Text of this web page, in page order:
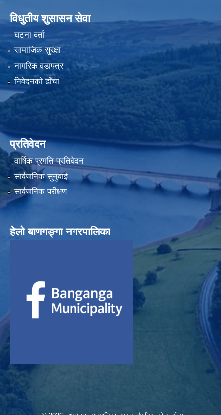
विधुतीय शुसासन सेवा
घटना दर्ता
सामाजिक सुरक्षा
नागरिक वडापत्र
निवेदनको ढाँचा
प्रतिवेदन
वार्षिक प्रगति प्रतिवेदन
सार्वजनिक सुनुवाई
सार्वजनिक परीक्षण
हेलाे बाणगङ्गा नगरपालिका